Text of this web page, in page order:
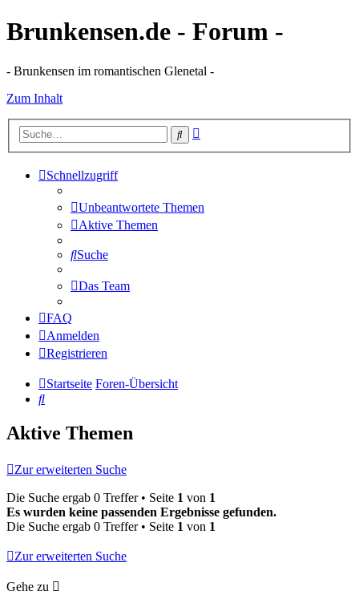
Brunkensen.de - Forum -
- Brunkensen im romantischen Glenetal -
Zum Inhalt
Suche
Schnellzugriff
Unbeantwortete Themen
Aktive Themen
Suche
Das Team
FAQ
Anmelden
Registrieren
Startseite Foren-Übersicht
Suche
Aktive Themen
Zur erweiterten Suche
Die Suche ergab 0 Treffer • Seite 1 von 1
Es wurden keine passenden Ergebnisse gefunden.
Die Suche ergab 0 Treffer • Seite 1 von 1
Zur erweiterten Suche
Gehe zu